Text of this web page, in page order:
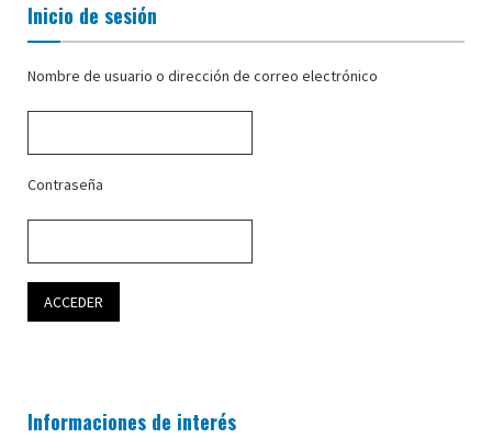
Inicio de sesión
Nombre de usuario o dirección de correo electrónico
Contraseña
Informaciones de interés